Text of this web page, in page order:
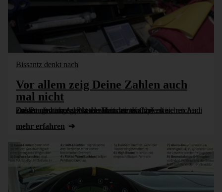
Bissantz denkt nach
Vor allem zeig Deine Zahlen auch
mal nicht
Zahlen sind ein Aspekt des Berichtens. Ohne die Zusammenhänge dahinter sehen wir nur soweit sie reichen. Das ist oft zu kurz. Was das mit dem Kampf zwischen Audi und Peugeot morgen in Le Mans zu tun [...]
mehr erfahren